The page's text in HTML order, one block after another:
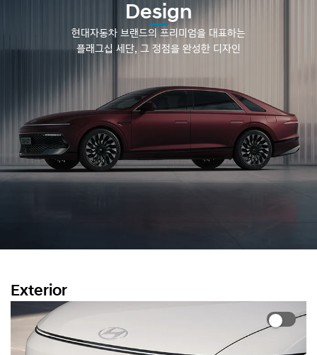
Design
현대자동차 브랜드의 프리미엄을 대표하는
플래그십 세단, 그 정점을 완성한 디자인
Exterior